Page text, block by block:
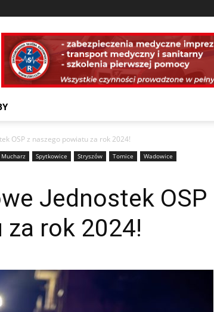
OSP z naszego powiatu za rok 2024!
Mucharz Spytkowice Stryszów Tomice
Wadowice
Jednostek OSP
rok 2024!